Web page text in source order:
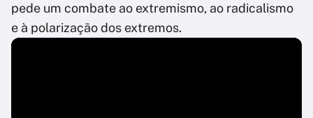
pede um combate ao extremismo, ao radicalismo
e à polarização dos extremos.